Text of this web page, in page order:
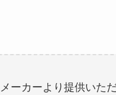
ーカーより提供いただ